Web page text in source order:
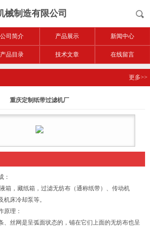
械制造有限公司
公司简介 产品展示 新闻中心
产品目录 技术文章 在线留言
更多>>
重庆定制纸带过滤机厂
：
箱，藏纸箱，过滤无纺布（通称纸带）、传动机
床冷却泵等。
原理：
、丝网是呈弧面状态的，铺在它们上面的无纺布也呈